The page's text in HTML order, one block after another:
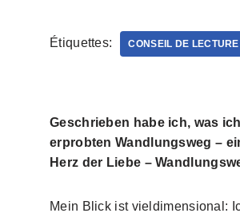
Étiquettes: CONSEIL DE LECTURE
Geschrieben habe ich, was
erprobten Wandlungsweg –
Herz der Liebe –
Mein Blick ist vieldimensional: